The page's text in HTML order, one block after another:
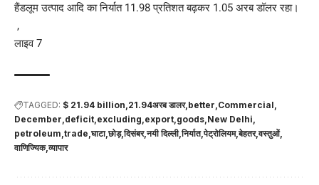
हैंडलूम उत्पाद आदि का निर्यात 11.98 प्रतिशत बढ़कर 1.05 अरब डॉलर रहा।
,
लाइव 7
TAGGED: $ 21.94 billion 21.94अरब डालर better Commercial
December deficit excluding export goods New Delhi
petroleum trade घाटा छोड़ दिसंबर नयी दिल्ली निर्यात पेट्रोलियम बेहतर वस्तुओं
वाणिज्यिक व्यापार